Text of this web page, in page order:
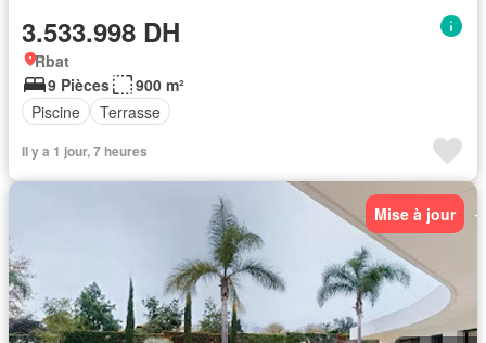
3.533.998 DH
Rbat
9 Pièces
900 m²
Piscine
Terrasse
Il y a 1 jour, 7 heures
Mise à jour